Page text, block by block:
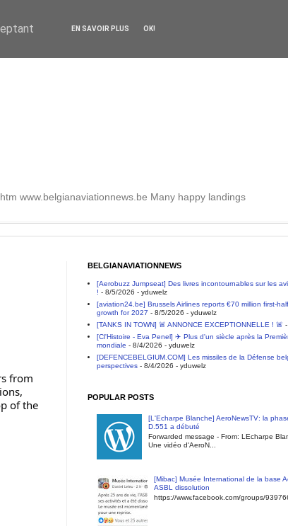
www.belgianaviationnews.be Many happy landings
of the
BELGIANAVIATIONNEWS
[Aerobuzz Jumpseat] Des livres incontournables sur les
! - 8/5/2026 - yduwelz
[aviation24.be] Brussels Airlines reports €70 million first-
growth for 2027 - 8/5/2026 - yduwelz
[TANKS IN TOWN] 🚨 ANNONCE EXCEPTIONNELLE ! 🚨
[Cl'Histoire - Eva Penel] ✈️ Plus d'un siècle après la
mondiale - 8/4/2026 - yduwelz
[DEFENCEBELGIUM.COM] Les missiles de la Défense
perspectives- 8/4/2026 - yduwelz
POPULAR POSTS
[L'Echarpe Blanche] AeroNewsTV: la
D.551 a débuté
Forwarded message - From: LEcharpe
Une vidéo d'AeroN...
[Mibac] Musée International de la base
ASBL dissolution
https://www.facebook.com/groups/
EN SAVOIR PLUS OK!